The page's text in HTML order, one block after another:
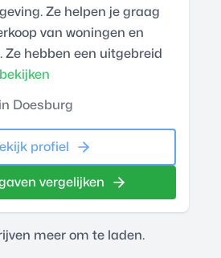
Ze helpen je graag
van woningen en
Ze hebben een uitgebreid
Doesburg
profiel
vergelijken
meer om te laden.